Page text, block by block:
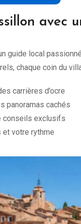
avec
guide local
chaque coin du
carrières d’ocre
panoramas cachés
conseils exclusifs
votre rythme